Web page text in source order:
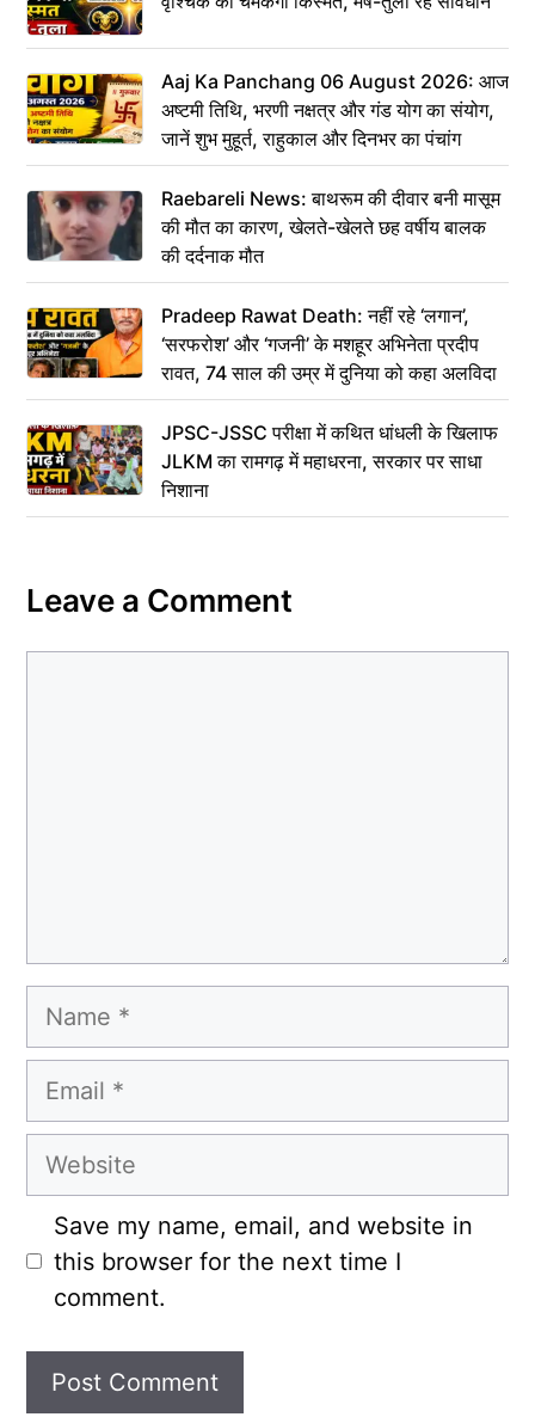
Aaj Ka Panchang 06 August 2026: आज
अष्टमी तिथि, भरणी नक्षत्र और गंड योग का संयोग,
जानें शुभ मुहूर्त, राहुकाल और दिनभर का पंचांग
Raebareli News: बाथरूम की दीवार बनी मासूम
की मौत का कारण, खेलते-खेलते छह वर्षीय बालक
की दर्दनाक मौत
Pradeep Rawat Death: नहीं रहे ‘लगान’,
‘सरफरोश’ और ‘गजनी’ के मशहूर अभिनेता प्रदीप
रावत, 74 साल की उम्र में दुनिया को कहा अलविदा
JPSC-JSSC परीक्षा में कथित धांधली के खिलाफ
JLKM का रामगढ़ में महाधरना, सरकार पर साधा
निशाना
Leave a Comment
Name
Email
Website
Save my name, email, and website in
this browser for the next time I
comment.